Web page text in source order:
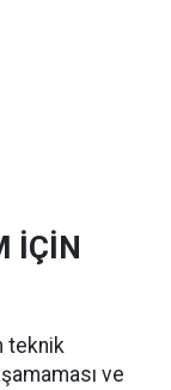
İÇİN
teknik
ve